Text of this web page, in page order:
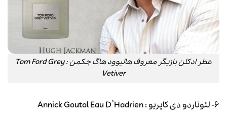
عطر ادکلن بازیگر معروف هالیوود هاگ جکمن : Tom Ford Grey
Vetiver
۶- لئوناردو دی کاپریو : Annick Goutal Eau D’Hadrien